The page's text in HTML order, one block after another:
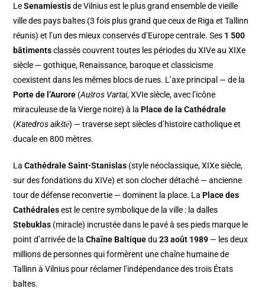
LeSenamiestisde Vilnius est le plus grand ensemble de vieille
ville des pays baltes (3 fois plus grand que ceux de Riga et Tallinn
réunis) et l’un des mieux conservés d’Europe centrale. Ses 1 500
bâtimentsclassés couvrent toutes les périodes du XIVe au XIXe
siècle — gothique, Renaissance, baroque et classicisme
coexistent dans les mêmes blocs de rues. L’axe principal — de la
Porte de l’Aurore (Aušros Vartai, XVIe siècle, avec l’icône
miraculeuse de la Vierge noire) à la Place de la Cathédrale
(Katedros aikštė) — traverse sept siècles d’histoire catholique et
ducale en 800 mètres.
LaCathédrale Saint-Stanislas (style néoclassique, XIXe siècle,
sur des fondations du XIVe) et son clocher détaché — ancienne
tour de défense reconvertie — dominent la place. La Place des
Cathédralesest le centre symbolique de la ville : la dalles
Stebuklas (miracle) incrustée dans le pavé à ses pieds marque le
point d’arrivée de laChaîne Baltiquedu23 août 1989 — les deux
millions de personnes qui formèrent une chaîne humaine de
Tallinn à Vilnius pour réclamer l’indépendance des trois États
baltes.